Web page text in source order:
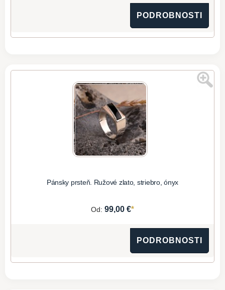
PODROBNOSTI
Pánsky prsteň. Ružové zlato, striebro, ónyx
Od: 99,00 €*
PODROBNOSTI